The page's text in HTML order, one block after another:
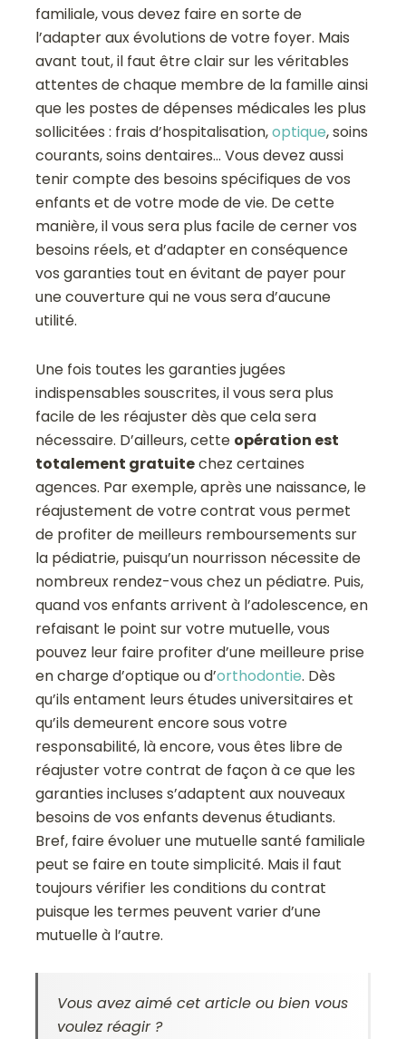
familiale, vous devez faire en sorte de
l’adapter aux évolutions de votre foyer. Mais
avant tout, il faut être clair sur les véritables
attentes de chaque membre de la famille ainsi
que les postes de dépenses médicales les plus
sollicitées : frais d’hospitalisation,optique, soins
courants, soins dentaires… Vous devez aussi
tenir compte des besoins spécifiques de vos
enfants et de votre mode de vie. De cette
manière, il vous sera plus facile de cerner vos
besoins réels, et d’adapter en conséquence
vos garanties tout en évitant de payer pour
une couverture qui ne vous sera d’aucune
utilité.
Une fois toutes les garanties jugées
indispensables souscrites, il vous sera plus
facile de les réajuster dès que cela sera
nécessaire. D’ailleurs, cette opération est
totalement gratuitechez certaines
agences. Par exemple, après une naissance, le
réajustement de votre contrat vous permet
de profiter de meilleurs remboursements sur
la pédiatrie, puisqu’un nourrisson nécessite de
nombreux rendez-vous chez un pédiatre. Puis,
quand vos enfants arrivent à l’adolescence, en
refaisant le point sur votre mutuelle, vous
pouvez leur faire profiter d’une meilleure prise
en charge d’optique ou d’orthodontie. Dès
qu’ils entament leurs études universitaires et
qu’ils demeurent encore sous votre
responsabilité, là encore, vous êtes libre de
réajuster votre contrat de façon à ce que les
garanties incluses s’adaptent aux nouveaux
besoins de vos enfants devenus étudiants.
Bref, faire évoluer une mutuelle santé familiale
peut se faire en toute simplicité. Mais il faut
toujours vérifier les conditions du contrat
puisque les termes peuvent varier d’une
mutuelle à l’autre.
Vous avez aimé cet article ou bien vous
voulez réagir ?